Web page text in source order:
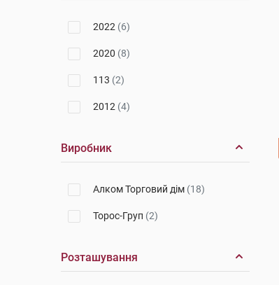
2022 (6)
2020 (8)
113 (2)
2012 (4)
Виробник
Алком Торговий дім (18)
Торос-Груп (2)
Розташування